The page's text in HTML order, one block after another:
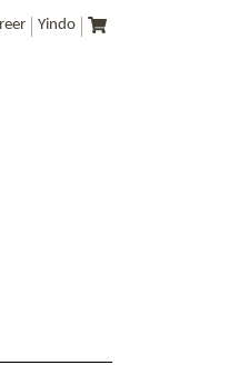
Yindo